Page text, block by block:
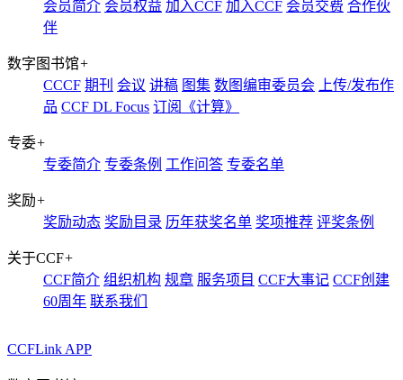
会员简介 会员权益 加入CCF 加入CCF 会员交费 合作伙
伴
数字图书馆+
CCCF 期刊 会议 讲稿 图集 数图编审委员会
上传/发布作
品 CCF DL Focus 订阅《计算》
专委+
专委简介 专委条例 工作问答 专委名单
奖励+
奖励动态 奖励目录 历年获奖名单 奖项推荐 评奖条例
关于CCF+
CCF简介 组织机构 规章 服务项目 CCF大事记 CCF创建
60周年 联系我们
CCFLink APP